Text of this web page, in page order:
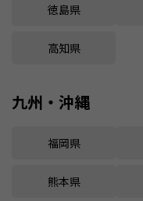
徳島県
高知県
九州・沖縄
福岡県
熊本県